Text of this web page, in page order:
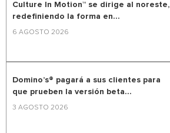
Culture In Motion™ se dirige al noreste,
redefiniendo la forma en...
6 AGOSTO 2026
Domino’s® pagará a sus clientes para
que prueben la versión beta...
3 AGOSTO 2026